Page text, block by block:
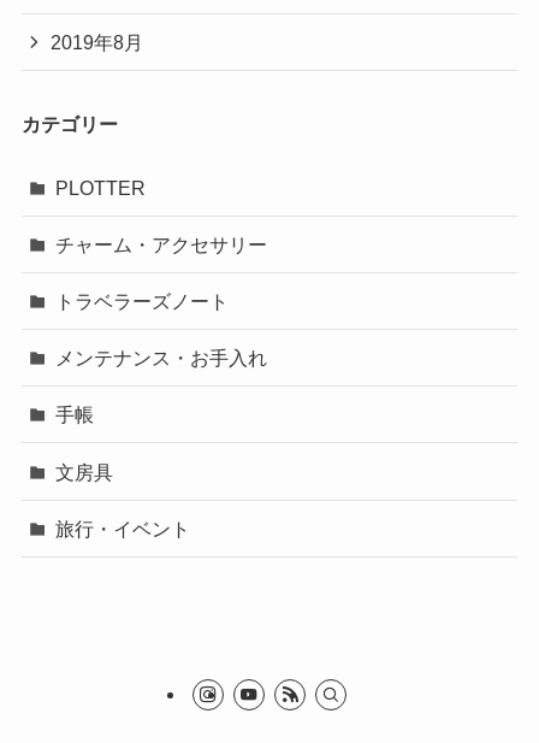
2019年8月
カテゴリー
PLOTTER
チャーム・アクセサリー
トラベラーズノート
メンテナンス・お手入れ
手帳
文房具
旅行・イベント